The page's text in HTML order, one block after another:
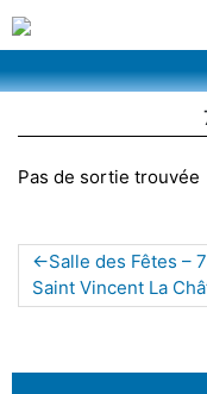
Pas de sortie trouvée
Salle des Fêtes –
Saint Vincent La